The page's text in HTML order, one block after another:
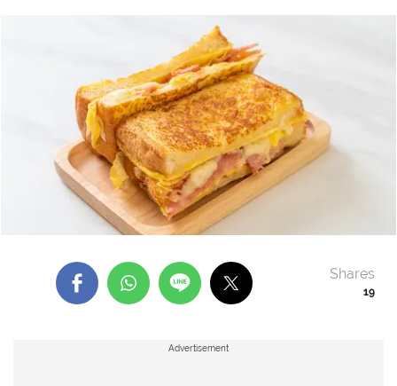
19
Shares
Advertisement